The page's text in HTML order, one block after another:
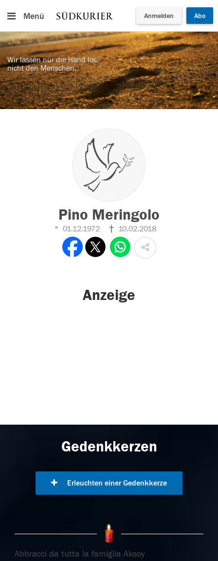
Menü Anmelden Abo
Wir lassen nur die Hand los,
nicht den Menschen.
Pino Meringolo
01.12.1972 10.02.2018
Anzeige
Gedenkkerzen
Erleuchten einer Gedenkkerze
Abbracci da tutta la famiglia Aksoy